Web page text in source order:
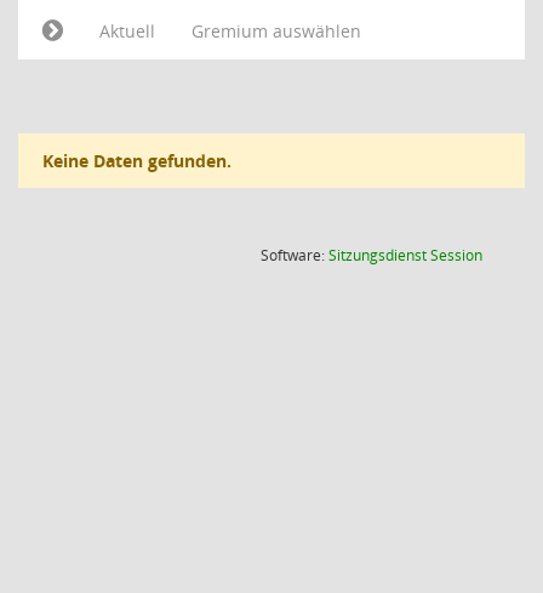
Aktuell
Gremium auswählen
Keine Daten gefunden.
Software:SitzungsdienstSession(Wird in